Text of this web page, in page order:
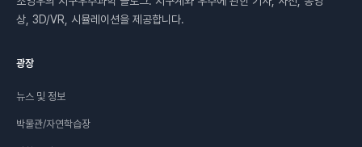
상, 3D/VR, 시뮬레이션을 제공합니다.
광장
뉴스 및 정보
박물관/자연학습장